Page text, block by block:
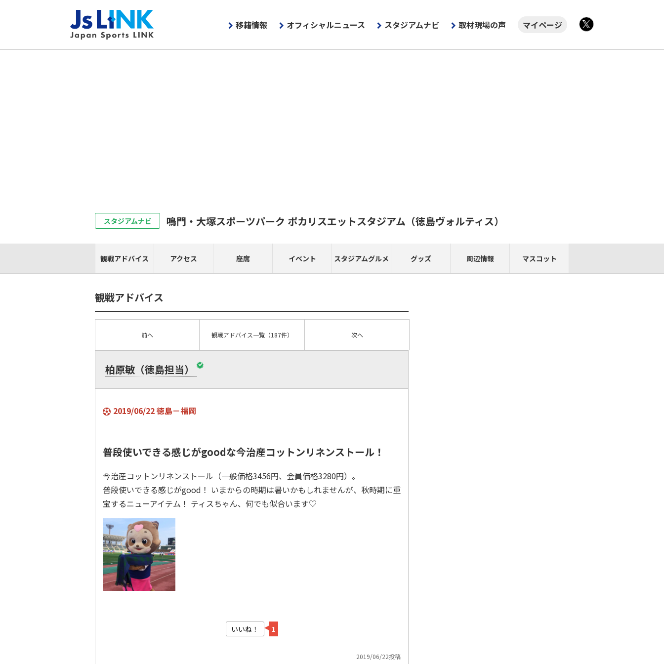
移籍情報 オフィシャルニュース スタジアムナビ 取材現場の声
マイページ
スタジアムナビ 鳴門・大塚スポーツパーク ポカリスエットスタジアム （徳島ヴォルティス）
観戦アドバイス アクセス 座席 イベント スタジアムグルメ グッズ 周辺情報 マスコット
観戦アドバイス
前へ 観戦アドバイス一覧（187件） 次へ
柏原敏（徳島担当）
2019/06/22 徳島－福岡
普段使いできる感じがgoodな今治産コットンリネンストール！
今治産コットンリネンストール（一般価格3456円、会員価格3280円）。
普段使いできる感じがgood！ いまからの時期は暑いかもしれませんが、秋時期に重
宝するニューアイテム！ ティスちゃん、何でも似合います♡
いいね！ 1
2019/06/22投稿